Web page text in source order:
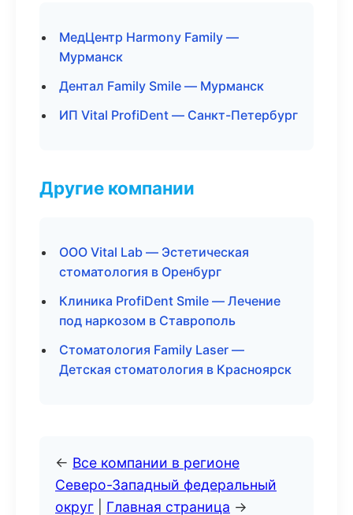
МедЦентр Harmony Family —
Мурманск
Дентал Family Smile — Мурманск
ИП Vital ProfiDent — Санкт-Петербург
Другие компании
ООО Vital Lab — Эстетическая
стоматология в Оренбург
Клиника ProfiDent Smile — Лечение
под наркозом в Ставрополь
Стоматология Family Laser —
Детская стоматология в Красноярск
← Все компании в регионе
Северо-Западный федеральный
округ
Главная страница →